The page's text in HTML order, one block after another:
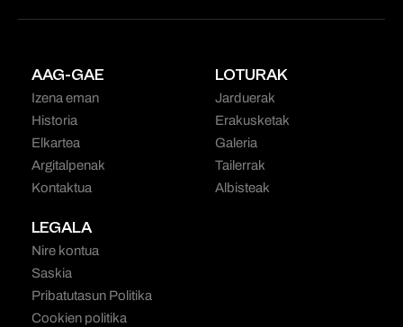
AAG-GAE
Izena eman
Historia
Elkartea
Argitalpenak
Kontaktua
LOTURAK
Jarduerak
Erakusketak
Galeria
Tailerrak
Albisteak
LEGALA
Nire kontua
Saskia
Pribatutasun Politika
Cookien politika